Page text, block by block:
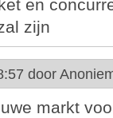
en
zijn
door
markt